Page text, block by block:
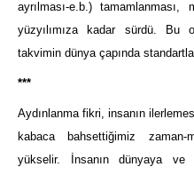
ayrılması-e.b.) tamamlanması,
yüzyılımıza kadar sürdü. Bu
takvimin dünya çapında
***
Aydınlanma fikri, insanın
kabaca bahsettiğimiz zaman-
yükselir. İnsanın dünyaya